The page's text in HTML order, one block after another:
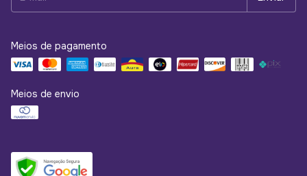
Meios de pagamento
Meios de envio